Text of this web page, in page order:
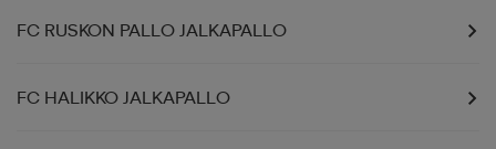
FC RUSKON PALLO JALKAPALLO
FC HALIKKO JALKAPALLO